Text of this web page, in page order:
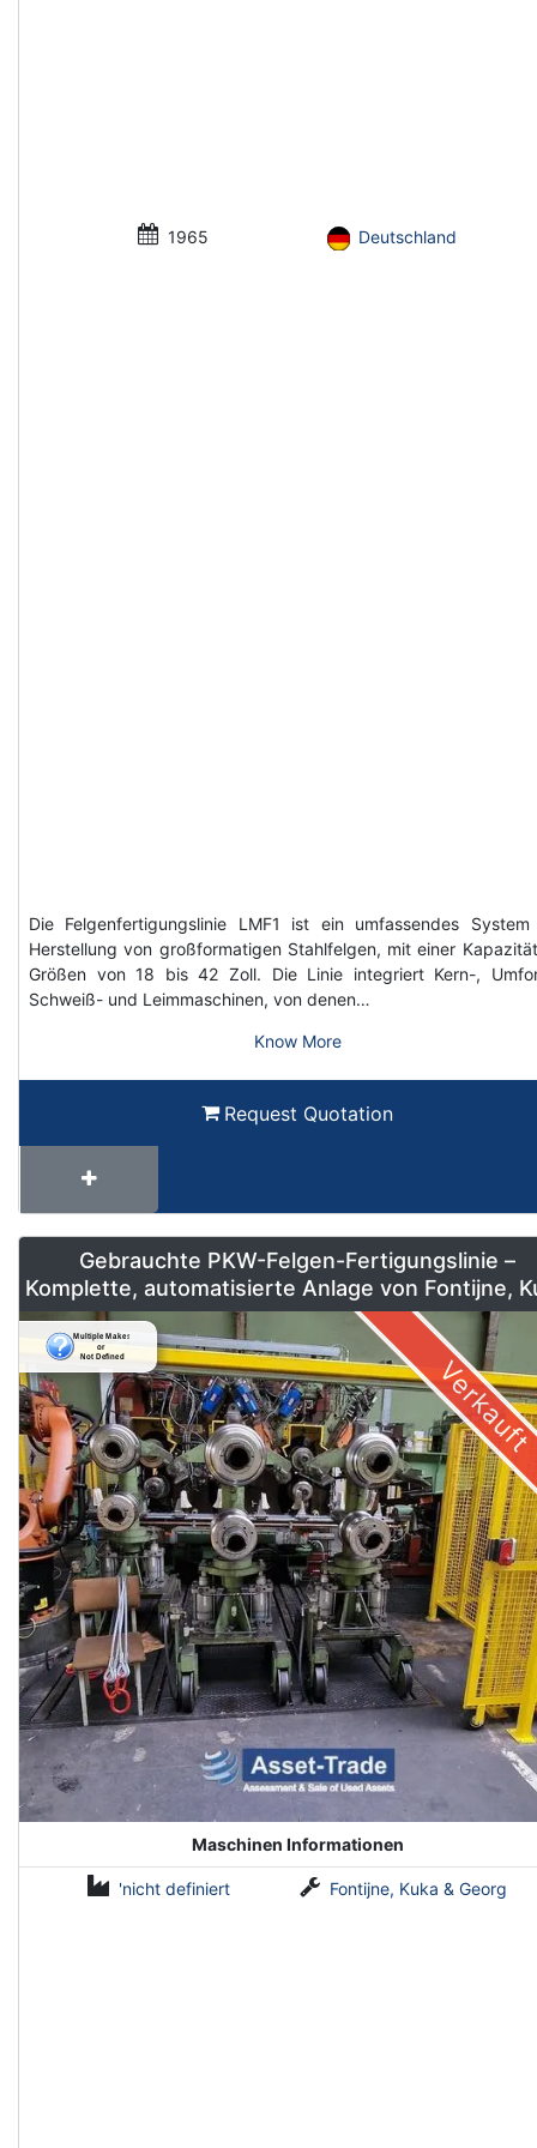
1965 Deutschland
Die Felgenfertigungslinie LMF1 ist ein umfassendes
Herstellung von großformatigen Stahlfelgen, mit einer
Größen von 18 bis 42 Zoll. Die Linie integriert Kern-,
Schweiß- und Leimmaschinen, von denen…
Know More
Request Quotation
Gebrauchte PKW-Felgen-Fertigungslinie –
Komplette, automatisierte Anlage von Fontijne,
& Georg
Verkauft
Maschinen Informationen
'nicht definiert Fontijne, Kuka & Georg